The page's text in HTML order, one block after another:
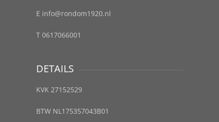
E info@rondom1920.nl
T 0617066001
DETAILS
KVK 27152529
BTW NL175357043B01